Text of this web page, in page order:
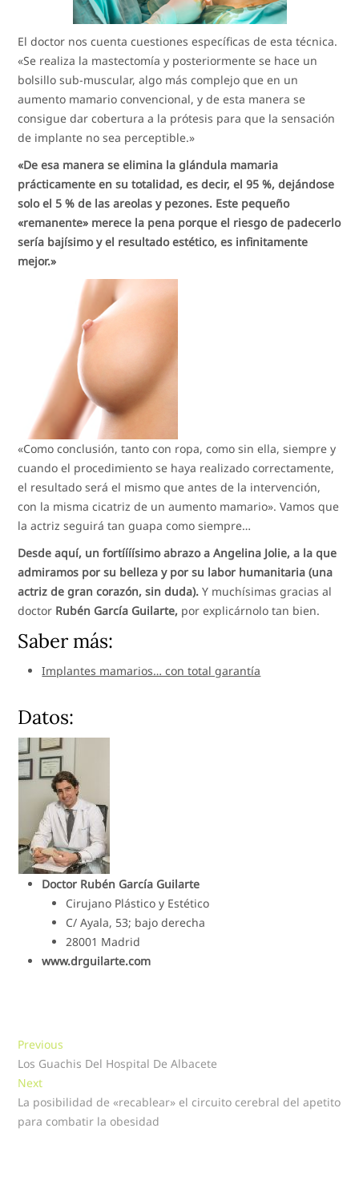
El doctor nos cuenta cuestiones específicas de esta técnica.
«Se realiza la mastectomía y posteriormente se hace un
bolsillo sub-muscular, algo más complejo que en un
aumento mamario convencional, y de esta manera se
consigue dar cobertura a la prótesis para que la sensación
de implante no sea perceptible.»
«De esa manera se elimina la glándula mamaria
prácticamente en su totalidad, es decir, el 95 %, dejándose
solo el 5 % de las areolas y pezones. Este pequeño
«remanente» merece la pena porque el riesgo de padecerlo
sería bajísimo y el resultado estético, es infinitamente
mejor.»
«Como conclusión, tanto con ropa, como sin ella, siempre y
cuando el procedimiento se haya realizado correctamente,
el resultado será el mismo que antes de la intervención,
con la misma cicatriz de un aumento mamario». Vamos que
la actriz seguirá tan guapa como siempre…
Desde aquí, un fortíííísimo abrazo a Angelina Jolie, a la que
admiramos por su belleza y por su labor humanitaria (una
actriz de gran corazón, sin duda). Y muchísimas gracias al
doctor Rubén García Guilarte, por explicárnolo tan bien.
Saber más:
Implantes mamarios… con total garantía
Datos:
Doctor Rubén García Guilarte
Cirujano Plástico y Estético
C/ Ayala, 53; bajo derecha
28001 Madrid
www.drguilarte.com
Navegación
de
entradas
Previous
post:
Los Guachis Del Hospital De Albacete
NextNext
post:
La posibilidad de «recablear» el circuito cerebral del apetito
para combatir la obesidad